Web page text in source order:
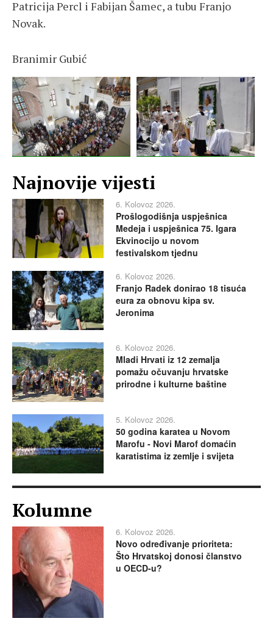
Patricija Percl i Fabijan Šamec, a tubu Franjo
Novak.
Branimir Gubić
Najnovije vijesti
6. Kolovoz 2026.
Prošlogodišnja uspješnica
Medeja i uspješnica 75. Igara
Ekvinocijo u novom
festivalskom tjednu
6. Kolovoz 2026.
Franjo Radek donirao 18 tisuća
eura za obnovu kipa sv.
Jeronima
6. Kolovoz 2026.
Mladi Hrvati iz 12 zemalja
pomažu očuvanju hrvatske
prirodne i kulturne baštine
5. Kolovoz 2026.
50 godina karatea u Novom
Marofu - Novi Marof domaćin
karatistima iz zemlje i svijeta
Kolumne
6. Kolovoz 2026.
Novo određivanje prioriteta:
Što Hrvatskoj donosi članstvo
u OECD-u?